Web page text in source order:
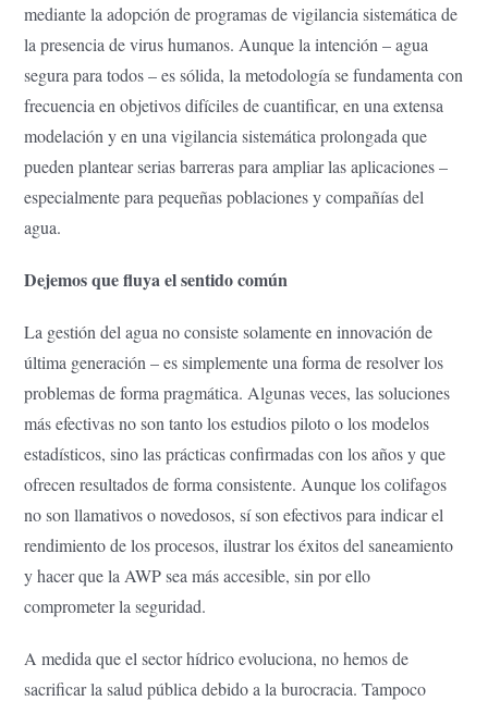
mediante la adopción de programas de vigilancia sistemática de
la presencia de virus humanos. Aunque la intención – agua
segura para todos – es sólida, la metodología se fundamenta con
frecuencia en objetivos difíciles de cuantificar, en una extensa
modelación y en una vigilancia sistemática prolongada que
pueden plantear serias barreras para ampliar las aplicaciones –
especialmente para pequeñas poblaciones y compañías del
agua.
Dejemos que fluya el sentido común
La gestión del agua no consiste solamente en innovación de
última generación – es simplemente una forma de resolver los
problemas de forma pragmática. Algunas veces, las soluciones
más efectivas no son tanto los estudios piloto o los modelos
estadísticos, sino las prácticas confirmadas con los años y que
ofrecen resultados de forma consistente. Aunque los colifagos
no son llamativos o novedosos, sí son efectivos para indicar el
rendimiento de los procesos, ilustrar los éxitos del saneamiento
y hacer que la AWP sea más accesible, sin por ello
comprometer la seguridad.
A medida que el sector hídrico evoluciona, no hemos de
sacrificar la salud pública debido a la burocracia. Tampoco